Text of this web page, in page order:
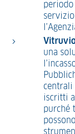
una
centrali
iscritti
purché